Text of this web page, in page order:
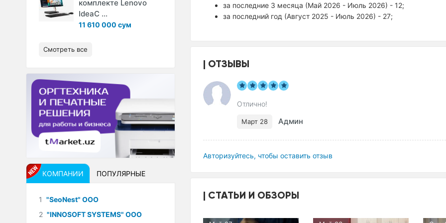
за последние 3 месяца (Май 2026 - Июль 2026) - 12;
за последний год (Август 2025 - Июль 2026) - 27;
ОТЗЫВЫ
Отлично!
Март 28 Админ
Авторизуйтесь, чтобы оставить отзыв
СТАТЬИ И ОБЗОРЫ
комплекте Lenovo
IdeaC ...
11 610 000 сум
Смотреть все
КОМПАНИИ ПОПУЛЯРНЫЕ
1 "SeoNest" ООО
2 "INNOSOFT SYSTEMS" ООО